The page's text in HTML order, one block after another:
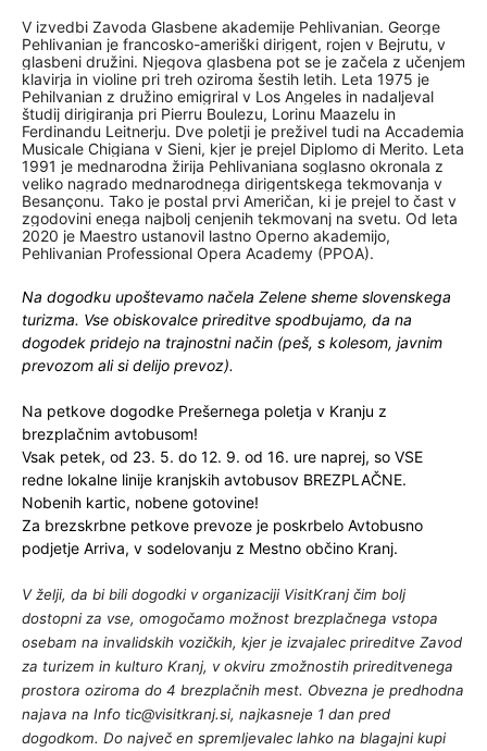
V izvedbi Zavoda Glasbene akademije Pehlivanian. George
Pehlivanian je francosko-ameriški dirigent, rojen v Bejrutu, v
glasbeni družini. Njegova glasbena pot se je začela z učenjem
klavirja in violine pri treh oziroma šestih letih. Leta 1975 je
Pehilvanian z družino emigriral v Los Angeles in nadaljeval
študij dirigiranja pri Pierru Boulezu, Lorinu Maazelu in
Ferdinandu Leitnerju. Dve poletji je preživel tudi na Accademia
Musicale Chigiana v Sieni, kjer je prejel Diplomo di Merito. Leta
1991 je mednarodna žirija Pehlivaniana soglasno okronala z
veliko nagrado mednarodnega dirigentskega tekmovanja v
Besançonu. Tako je postal prvi Američan, ki je prejel to čast v
zgodovini enega najbolj cenjenih tekmovanj na svetu. Od leta
2020 je Maestro ustanovil lastno Operno akademijo,
Pehlivanian Professional Opera Academy (PPOA).
Na dogodku upoštevamo načela Zelene sheme slovenskega
turizma. Vse obiskovalce prireditve spodbujamo, da na
dogodek pridejo na trajnostni način (peš, s kolesom, javnim
prevozom ali si delijo prevoz).
Na petkove dogodke Prešernega poletja v Kranju z
brezplačnim avtobusom!
Vsak petek, od 23. 5. do 12. 9. od 16. ure naprej, so VSE
redne lokalne linije kranjskih avtobusov BREZPLAČNE.
Nobenih kartic, nobene gotovine!
Za brezskrbne petkove prevoze je poskrbelo Avtobusno
podjetje Arriva, v sodelovanju z Mestno občino Kranj.
V želji, da bi bili dogodki v organizaciji VisitKranj čim bolj
dostopni za vse, omogočamo možnost brezplačnega vstopa
osebam na invalidskih vozičkih, kjer je izvajalec prireditve Zavod
za turizem in kulturo Kranj, v okviru zmožnostih prireditvenega
prostora oziroma do 4 brezplačnih mest. Obvezna je predhodna
najava na Info tic@visitkranj.si, najkasneje 1 dan pred
dogodkom. Do največ en spremljevalec lahko na blagajni kupi